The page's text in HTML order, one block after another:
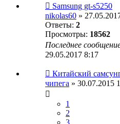
Samsung gt-s5250
nikolas60 »
Ответы: 2
Просмотры: 18562
Последнее
29.05.2017 8:17
Китайский
чипега » 30.07.2015
1
2